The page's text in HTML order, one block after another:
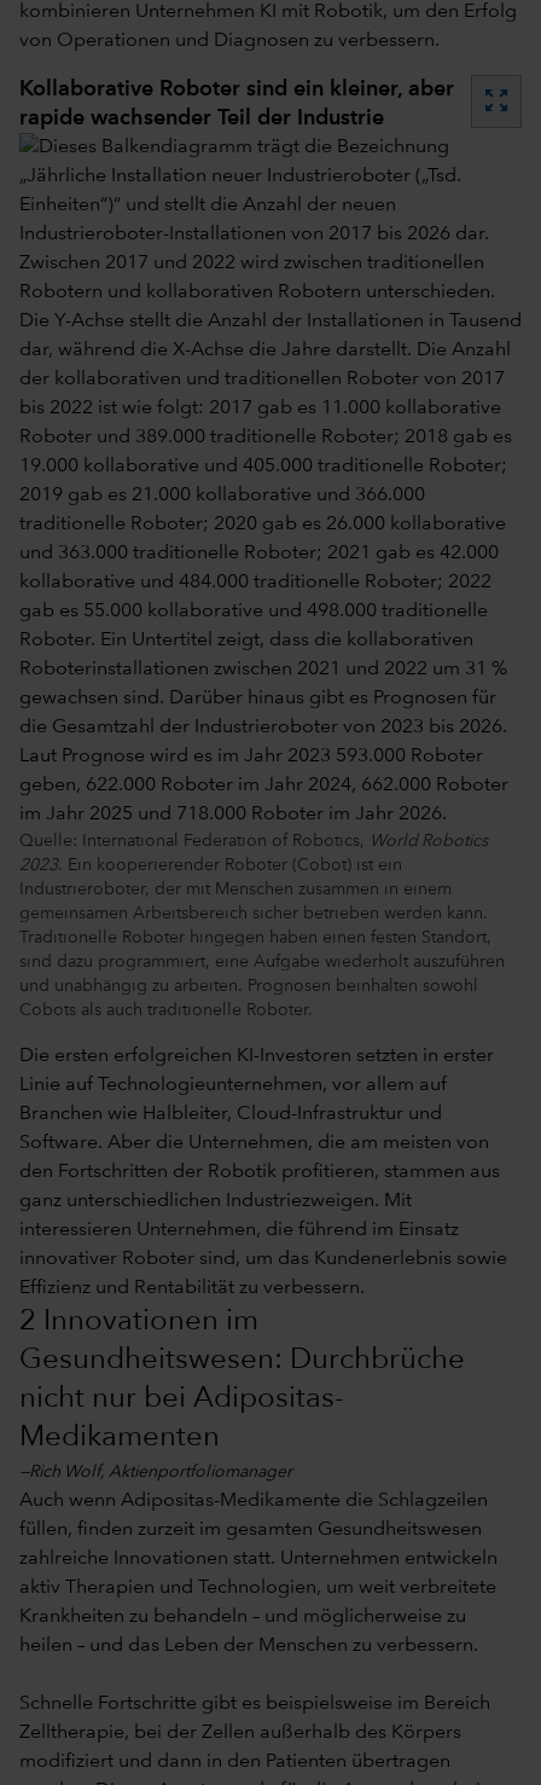
kombinieren Unternehmen KI mit Robotik, um den Erfolg
von Operationen und Diagnosen zu verbessern.
Kollaborative Roboter sind ein kleiner, aber
rapide wachsender Teil der Industrie
zoom_out_map
Quelle: International Federation of Robotics,
World Robotics
2023. Ein kooperierender Roboter (Cobot) ist ein
Industrieroboter, der mit Menschen zusammen in einem
gemeinsamen Arbeitsbereich sicher betrieben werden kann.
Traditionelle Roboter hingegen haben einen festen Standort,
sind dazu programmiert, eine Aufgabe wiederholt auszuführen
und unabhängig zu arbeiten. Prognosen beinhalten sowohl
Cobots als auch traditionelle Roboter.
Die ersten erfolgreichen KI-Investoren setzten in erster
Linie auf Technologieunternehmen, vor allem auf
Branchen wie Halbleiter, Cloud-Infrastruktur und
Software. Aber die Unternehmen, die am meisten von
den Fortschritten der Robotik profitieren, stammen aus
ganz unterschiedlichen Industriezweigen. Mit
interessieren Unternehmen, die führend im Einsatz
innovativer Roboter sind, um das Kundenerlebnis sowie
Effizienz und Rentabilität zu verbessern.
2 Innovationen im
Gesundheitswesen: Durchbrüche
nicht nur bei Adipositas-
Medikamenten
—Rich Wolf, Aktienportfoliomanager
Auch wenn Adipositas-Medikamente die Schlagzeilen
füllen, finden zurzeit im gesamten Gesundheitswesen
zahlreiche Innovationen statt. Unternehmen entwickeln
aktiv Therapien und Technologien, um weit verbreitete
Krankheiten zu behandeln – und möglicherweise zu
heilen – und das Leben der Menschen zu verbessern.
Schnelle Fortschritte gibt es beispielsweise im Bereich
Zelltherapie, bei der Zellen außerhalb des Körpers
modifiziert und dann in den Patienten übertragen